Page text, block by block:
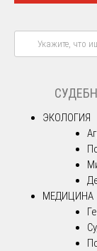
ЭКОЛОГИЯ
МЕДИЦИНА